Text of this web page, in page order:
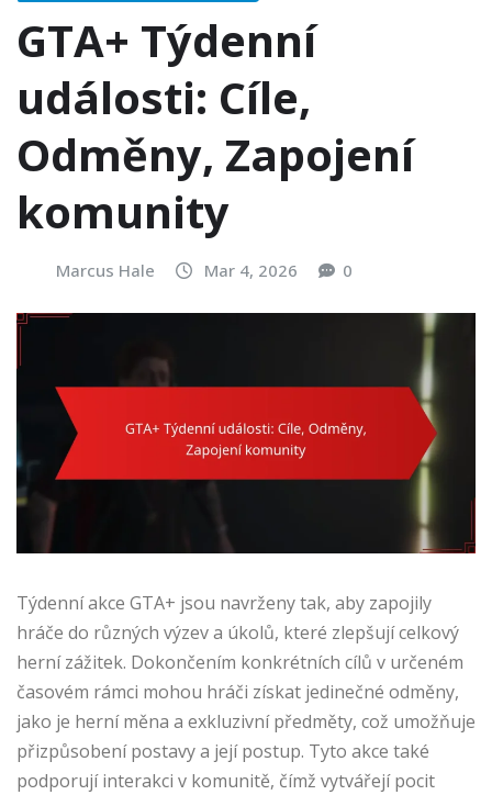
GTA+ Týdenní
události: Cíle,
Odměny, Zapojení
komunity
Marcus Hale Mar 4, 2026 0
Týdenní akce GTA+ jsou navrženy tak, aby zapojily
hráče do různých výzev a úkolů, které zlepšují celkový
herní zážitek. Dokončením konkrétních cílů v určeném
časovém rámci mohou hráči získat jedinečné odměny,
jako je herní měna a exkluzivní předměty, což umožňuje
přizpůsobení postavy a její postup. Tyto akce také
podporují interakci v komunitě, čímž vytvářejí pocit